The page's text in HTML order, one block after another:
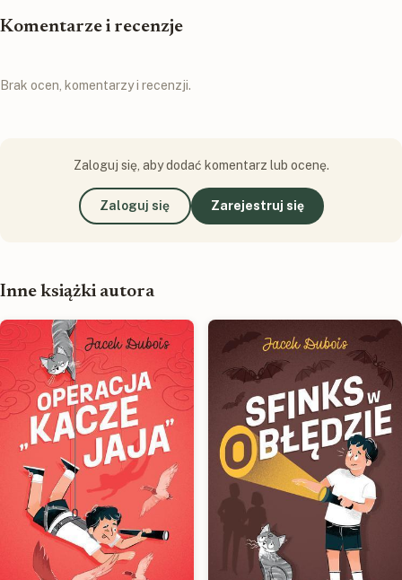
Komentarze i recenzje
Brak ocen, komentarzy i recenzji.
Zaloguj się, aby dodać komentarz lub ocenę.
Zaloguj się Zarejestruj się
Inne książki autora